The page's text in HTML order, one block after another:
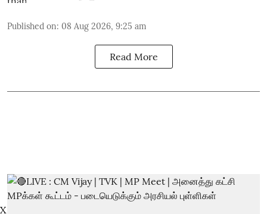
Published on: 08 Aug 2026, 9:25 am
Read More
X